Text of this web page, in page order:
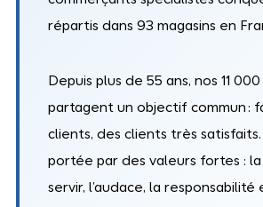
répartis dans 93 magasins en
Depuis plus de 55 ans, nos 11
partagent un objectif commun :
clients, des clients très
portée par des valeurs fortes : la
servir, l’audace, la responsabilité